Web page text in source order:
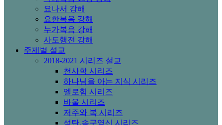
요나서 강해
요한복음 강해
누가복음 강해
사도행전 강해
주제별 설교
2018-2021 시리즈 설교
천사학 시리즈
하나님을 아는 지식 시리즈
엘로힘 시리즈
바울 시리즈
저주와 복 시리즈
성탄,송구영신 시리즈